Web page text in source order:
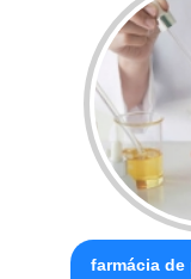
farmácia